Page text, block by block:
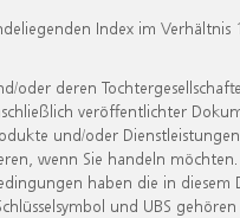
Index im Verhältnis
deren
veröffentlichter
und/oder
wenn Sie handeln möchten.
haben die in diesem
und UBS